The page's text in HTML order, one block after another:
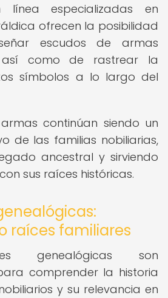
línea especializadas en
ofrecen la posibilidad
escudos de armas
así como de rastrear la
símbolos a lo largo del
continúan siendo un
de las familias nobiliarias,
ancestral y sirviendo
sus raíces históricas.
raíces familiares
genealógicas son
comprender la historia
y su relevancia en